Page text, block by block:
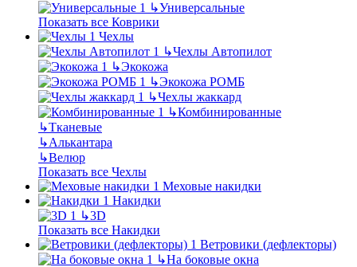
↳Универсальные
Показать все Коврики
Чехлы
↳Чехлы Автопилот
↳Экокожа
↳Экокожа РОМБ
↳Чехлы жаккард
↳Комбинированные
↳Тканевые
↳Алькантара
↳Велюр
Показать все Чехлы
Меховые накидки
Накидки
↳3D
Показать все Накидки
Ветровики (дефлекторы)
↳На боковые окна